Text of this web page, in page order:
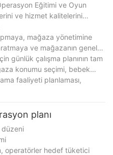
Eğitimi ve Oyun
ve hizmet kalitelerini
mağaza yönetimine
ve mağazanın genel
günlük çalışma planının tam
konumu seçimi, bebek
faaliyeti planlaması,
ve iyileştirme, maliyet
verimliliği artırmasına ve
etmesine yardımcı olabilir.
planı
düzeni
operatörler hedef tüketici